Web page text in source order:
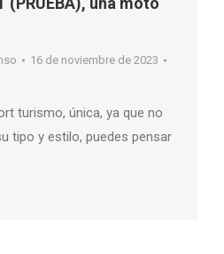
16 de noviembre de 2023
turismo, única, ya que no
tipo y estilo, puedes pensar